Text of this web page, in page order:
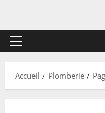
Menu
Accueil
Plomberie